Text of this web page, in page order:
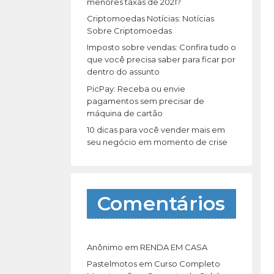
:
Criptomoedas Notícias: Notícias
Sobre Criptomoedas
Imposto sobre vendas: Confira tudo o
que você precisa saber para ficar por
dentro do assunto
PicPay: Receba ou envie
pagamentos sem precisar de
máquina de cartão
10 dicas para você vender mais em
seu negócio em momento de crise
Comentários
Anônimo em RENDA EM CASA
Pastelmotosem Curso Completo